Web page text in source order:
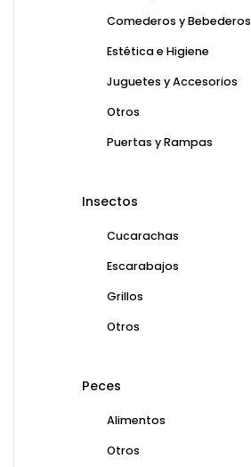
Comederos y Bebederos
Estética e Higiene
Juguetes y Accesorios
Otros
Puertas y Rampas
Insectos
Cucarachas
Escarabajos
Grillos
Otros
Peces
Alimentos
Otros